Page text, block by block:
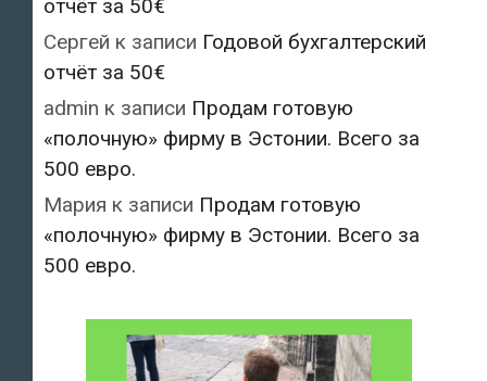
отчёт за 50€
Сергей к записи Годовой бухгалтерский
отчёт за 50€
admin к записи Продам готовую
«полочную» фирму в Эстонии. Всего за
500 евро.
Мария к записи Продам готовую
«полочную» фирму в Эстонии. Всего за
500 евро.